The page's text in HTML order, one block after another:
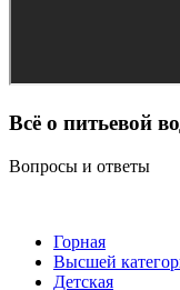
Всё о питьевой
Вопросы и ответы
Горная
Высшей
Детская